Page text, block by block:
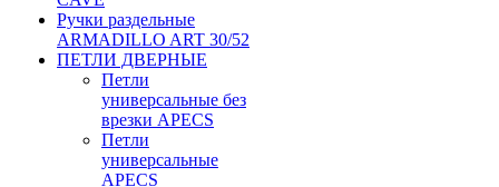
Ручки раздельные
ARMADILLO ART 30/52
ПЕТЛИ ДВЕРНЫЕ
Петли
универсальные без
врезки APECS
Петли
универсальные
APECS